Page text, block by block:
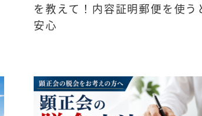
を教えて！内容証明郵便を使う
安心